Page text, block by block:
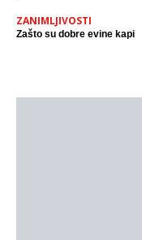
ZANIMLJIVOSTI
Zašto su dobre evine kapi